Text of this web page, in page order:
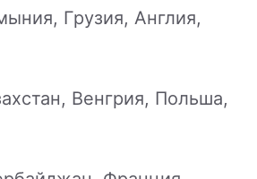
Грузия, Англия,
Венгрия, Польша,